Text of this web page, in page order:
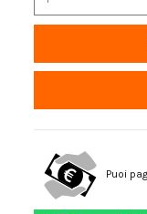
Puoi